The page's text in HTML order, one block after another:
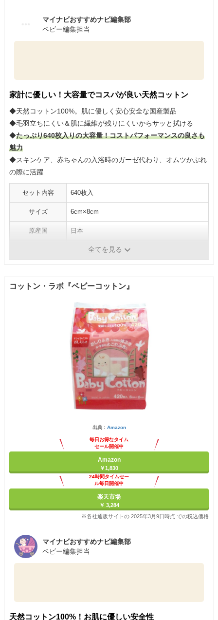
マイナビおすすめナビ編集部
ベビー編集担当
家計に優しい！大容量でコスパが良い天然コットン
◆天然コットン100%。肌に優しく安心安全な国産製品
◆毛羽立ちにくい＆肌に繊維が残りにくいからサッと拭ける
◆たっぷり640枚入りの大容量！コストパフォーマンスの良さも
魅力
◆スキンケア、赤ちゃんの入浴時のガーゼ代わり、オムツかぶれ
の際に活躍
セット内容 640枚入
サイズ 6cm×8cm
原産国 日本
全てを見る
コットン・ラボ『ベビーコットン』
出典： Amazon
毎日お得なタイム
セール開催中
Amazon
￥1,830
24時間タイムセー
ル毎日開催中
楽天市場
￥ 3,284
※各社通販サイトの 2025年3月9日時点 での税込価格
マイナビおすすめナビ編集部
ベビー編集担当
天然コットン100%！お肌に優しい安全性